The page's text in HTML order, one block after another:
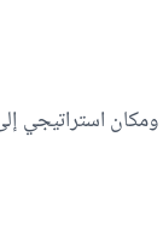
استراتيجي